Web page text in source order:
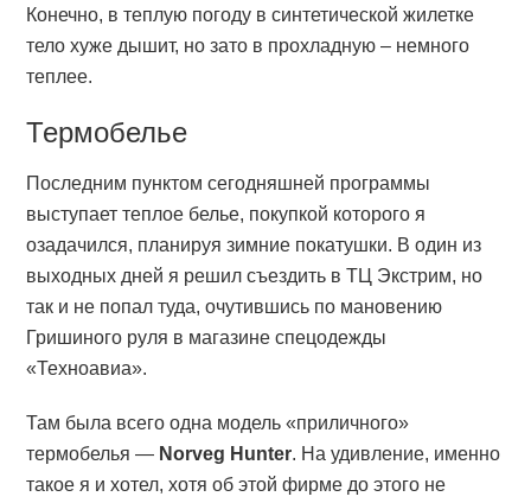
Конечно, в теплую погоду в синтетической жилетке
тело хуже дышит, но зато в прохладную – немного
теплее.
Термобелье
Последним пунктом сегодняшней программы
выступает теплое белье, покупкой которого я
озадачился, планируя зимние покатушки. В один из
выходных дней я решил съездить в ТЦ Экстрим, но
так и не попал туда, очутившись по мановению
Гришиного руля в магазине спецодежды
«Техноавиа».
Там была всего одна модель «приличного»
термобелья — Norveg Hunter. На удивление, именно
такое я и хотел, хотя об этой фирме до этого не